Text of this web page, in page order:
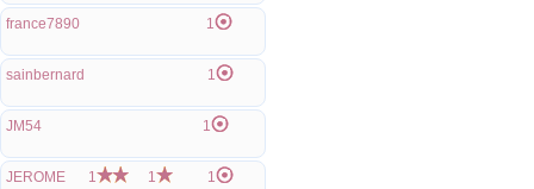
france7890 1
sainbernard 1
JM54 1
JEROME 1 1 1